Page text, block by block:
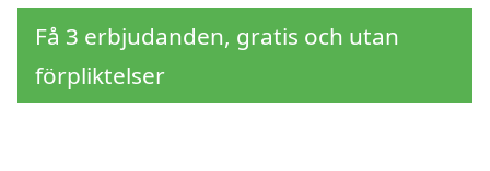
Få 3 erbjudanden, gratis och utan
förpliktelser